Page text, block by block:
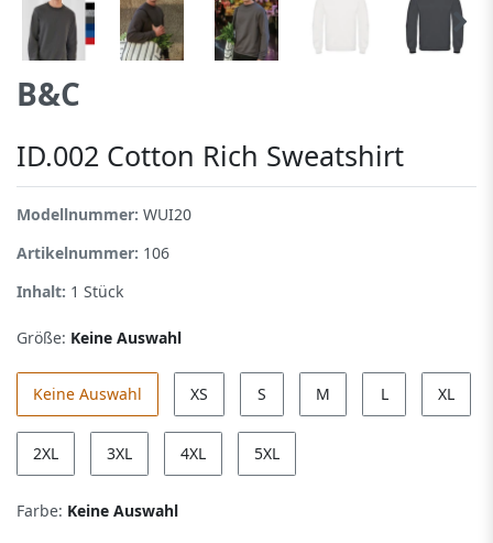
B&C
ID.002 Cotton Rich Sweatshirt
Modellnummer: WUI20
Artikelnummer: 106
Inhalt: 1 Stück
Größe: Keine Auswahl
Keine Auswahl XS S M L XL
2XL 3XL 4XL 5XL
Farbe: Keine Auswahl